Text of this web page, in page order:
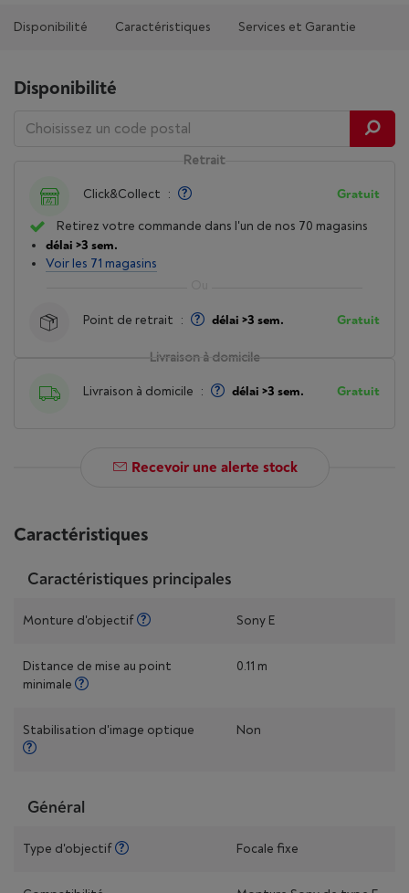
Disponibilité Caractéristiques Services et Garantie
Disponibilité
Livraison à domicile
Livraison à domicile : délai >3 sem. Gratuit
Retrait
Click&Collect : Gratuit
Retirez votre commande dans l'un de nos 70 magasins
délai >3 sem.
Voir les 71 magasins
Point de retrait : délai >3 sem. Gratuit
Recevoir une alerte stock
Caractéristiques
Caractéristiques principales
Monture d'objectif Sony E
Distance de mise au point
minimale
0.11 m
Stabilisation d'image optique Non
Général
Type d'objectif Focale fixe